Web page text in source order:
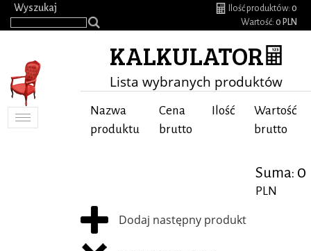
Wyszukaj Ilość produktów: 0
Wartość: 0 PLN
Toggle
KALKULATOR
Lista wybranych produktów
Nazwa
produktu
Cena
brutto
Ilość
Wartość
brutto
Suma: 0
PLN
Dodaj następny produkt